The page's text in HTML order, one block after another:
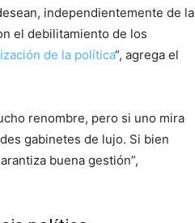
independientemente de la
el debilitamiento de los
de la política“, agrega el
renombre, pero si uno mira
gabinetes de lujo. Si bien
buena gestión”,